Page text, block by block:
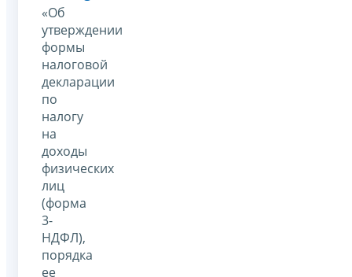
«Об
утверждении
формы
налоговой
декларации
по
налогу
на
доходы
физических
лиц
(форма
3-
НДФЛ),
порядка
ее